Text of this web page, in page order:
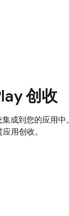
创收
成到您的应用
用创收。